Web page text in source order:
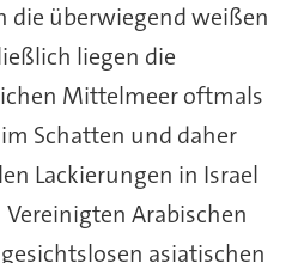
die überwiegend weißen
liegen die
Mittelmeer oftmals
Schatten und daher
Lackierungen in Israel
Arabischen
asiatischen